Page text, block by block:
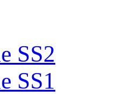
SS2
SS1